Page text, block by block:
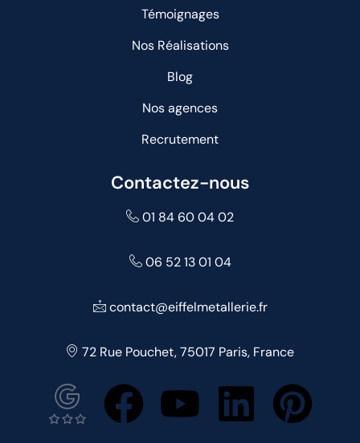
Témoignages
Nos Réalisations
Blog
Nos agences
Recrutement
Contactez-nous
01 84 60 04 02
06 52 13 01 04
contact@eiffelmetallerie.fr
72 Rue Pouchet, 75017 Paris, France